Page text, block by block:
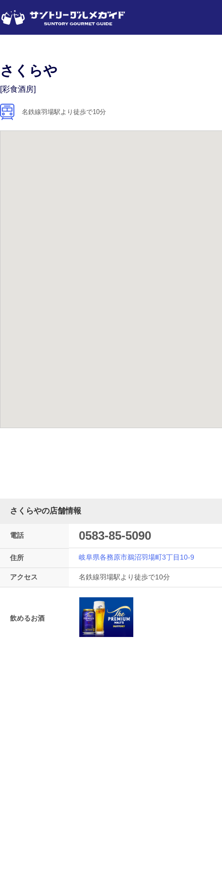
さくらや
[彩食酒房]
名鉄線羽場駅より徒歩で10分
さくらやの店舗情報
電話 0583-85-5090
住所 岐阜県各務原市鵜沼羽場町3丁目10-9
アクセス 名鉄線羽場駅より徒歩で10分
飲めるお酒